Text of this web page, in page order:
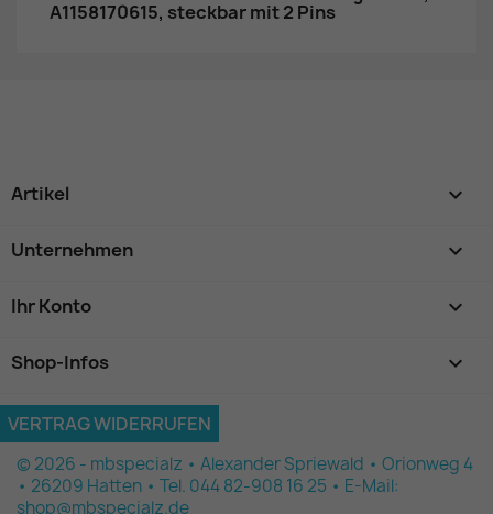
A1158170615, steckbar mit 2 Pins
Artikel 
Unternehmen 
Ihr Konto 
Shop-Infos keyboard_arrow_down
VERTRAG WIDERRUFEN
© 2026 - mbspecialz • Alexander Spriewald • Orionweg 4
• 26209 Hatten • Tel. 044 82-908 16 25 • E-Mail:
shop@mbspecialz.de